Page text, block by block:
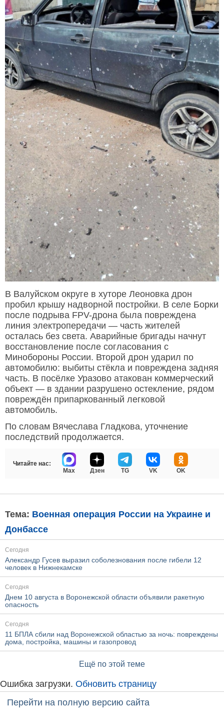
В Валуйском округе в хуторе Леоновка дрон
пробил крышу надворной постройки. В селе Борки
после подрыва FPV-дрона была повреждена
линия электропередачи — часть жителей
осталась без света. Аварийные бригады начнут
восстановление после согласования с
Минобороны России. Второй дрон ударил по
автомобилю: выбиты стёкла и повреждена задняя
часть. В посёлке Уразово атакован коммерческий
объект — в здании разрушено остекление, рядом
повреждён припаркованный легковой
автомобиль.
По словам Вячеслава Гладкова, уточнение
последствий продолжается.
Читайте нас:
Max
Дзен TG VK OK
Тема: Военная операция России на Украине и
Донбассе
Сегодня
Александр Гусев выразил соболезнования после гибели 12
человек в Нижнекамске
Сегодня
Днем 10 августа в Воронежской области объявили ракетную
опасность
Сегодня
11 БПЛА сбили над Воронежской областью за ночь: повреждены
дома, постройка, машины и газопровод
Ещё по этой теме
Ошибка загрузки. Обновить страницу
Перейти на полную версию сайта